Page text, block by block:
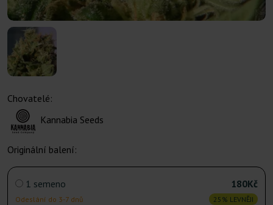
Chovatelé:
Kannabia Seeds
Originální balení:
1 semeno
Odeslání do 3-7 dnů
180Kč
25% LEVNĚJI